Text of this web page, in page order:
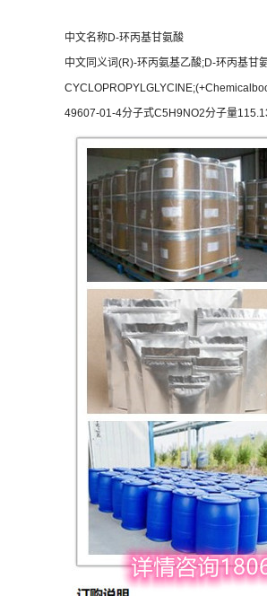
中文名称D-环丙基甘氨酸
中文同义词(R)-环丙氨基乙酸;D-环丙基甘
49607-01-4分子式C5H9NO2分子量